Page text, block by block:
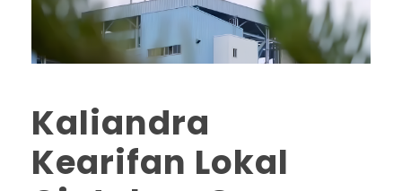
Kaliandra
Kearifan Lokal